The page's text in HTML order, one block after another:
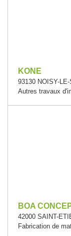
KONE
93130 NOISY-
Autres travaux
BOA
42000 SAINT-
Fabrication de